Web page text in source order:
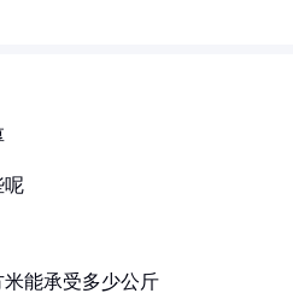
呢
能承受多少公斤